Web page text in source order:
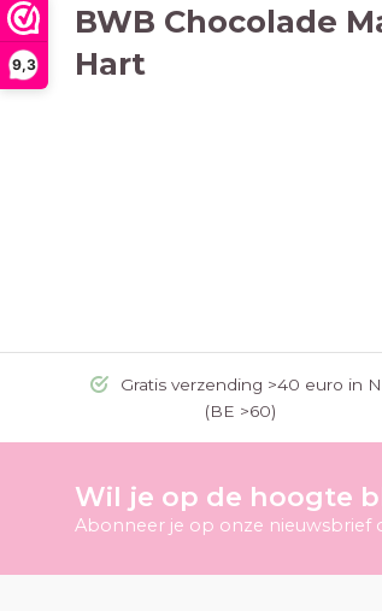
9,3
BWB Chocolade
Hart
Gratis verzending >40 euro in
(BE >60)
Wil je op de hoogte
Abonneer je op onze